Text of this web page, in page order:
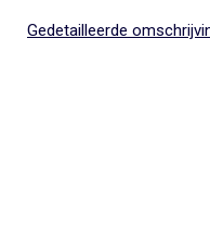
Gedetailleerde